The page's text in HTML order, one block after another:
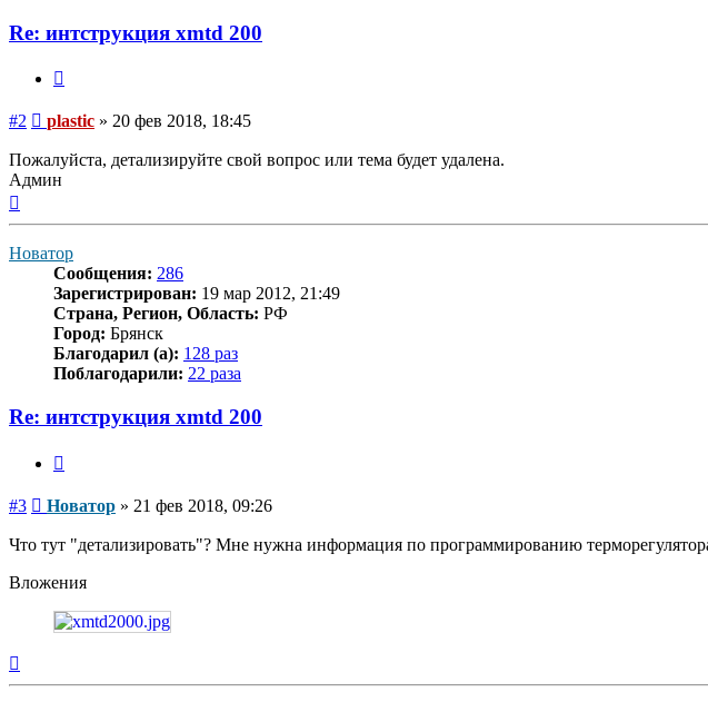
Re: интструкция xmtd 200
#2 Сообщение
plastic » 20 фев 2018, 18:45
Пожалуйста, детализируйте свой вопрос или тема будет удалена.
Админ
Новатор
Сообщения: 286
Зарегистрирован: 19 мар 2012, 21:49
Страна, Регион, Область: РФ
Город: Брянск
Благодарил (а): 128 раз
Поблагодарили: 22 раза
Re: интструкция xmtd 200
#3 Сообщение
Новатор » 21 фев 2018, 09:26
Что тут "детализировать"? Мне нужна информация по программированию
Вложения